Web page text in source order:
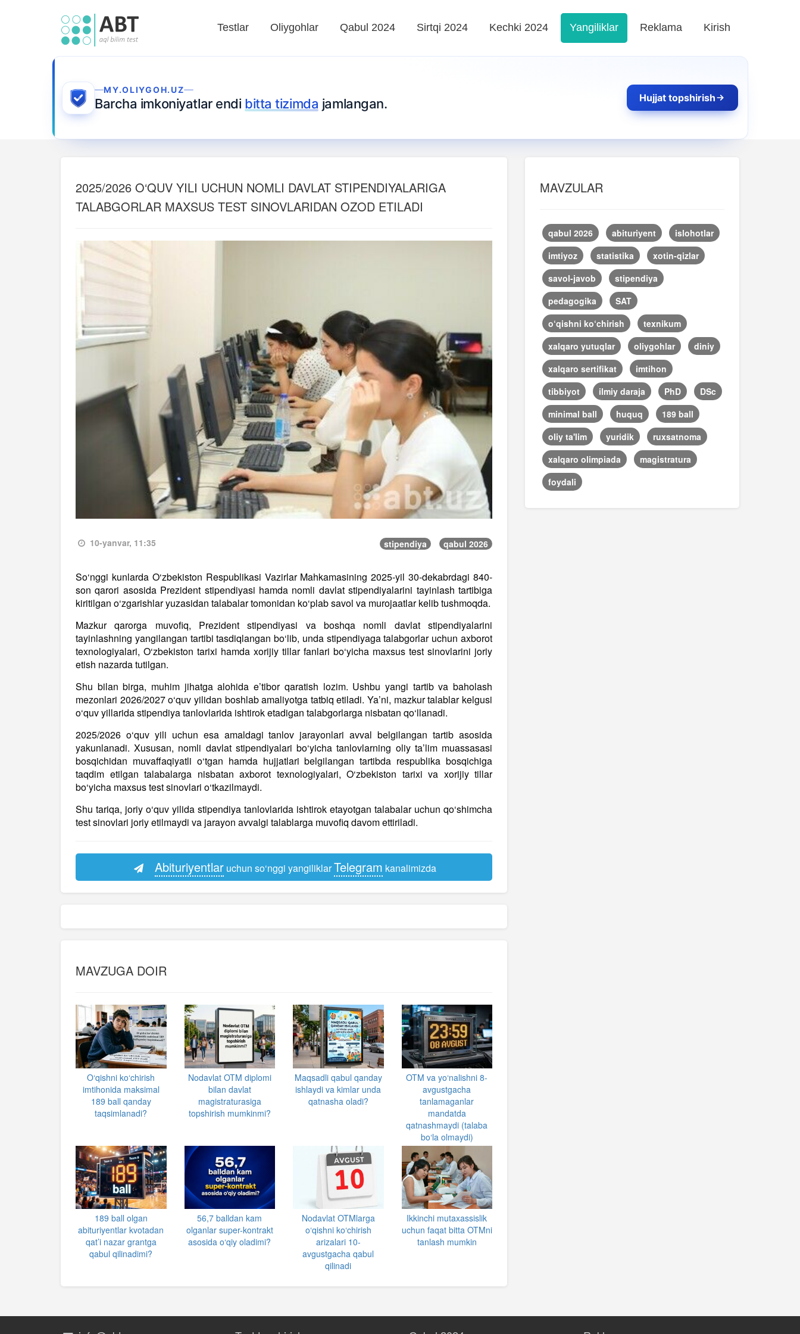
Testlar Oliygohlar Qabul 2024 Sirtqi 2024 Kechki 2024 Yangiliklar Reklama Kirish
MY.OLIYGOH.UZ
Barcha imkoniyatlar endi bitta tizimda jamlangan. Hujjat topshirish
2025/2026 O‘QUV YILI UCHUN NOMLI DAVLAT STIPENDIYALARIGA
TALABGORLAR MAXSUS TEST SINOVLARIDAN OZOD ETILADI
10-yanvar, 11:35 stipendiya qabul 2026
So‘nggi kunlarda O‘zbekiston Respublikasi Vazirlar Mahkamasining 2025-yil 30-dekabrdagi 840-
son qarori asosida Prezident stipendiyasi hamda nomli davlat stipendiyalarini tayinlash tartibiga
kiritilgan o‘zgarishlar yuzasidan talabalar tomonidan ko‘plab savol va murojaatlar kelib tushmoqda.
Mazkur qarorga muvofiq, Prezident stipendiyasi va boshqa nomli davlat stipendiyalarini
tayinlashning yangilangan tartibi tasdiqlangan bo‘lib, unda stipendiyaga talabgorlar uchun axborot
texnologiyalari, O‘zbekiston tarixi hamda xorijiy tillar fanlari bo‘yicha maxsus test sinovlarini joriy
etish nazarda tutilgan.
Shu bilan birga, muhim jihatga alohida e’tibor qaratish lozim. Ushbu yangi tartib va baholash
mezonlari 2026/2027 o‘quv yilidan boshlab amaliyotga tatbiq etiladi. Ya’ni, mazkur talablar kelgusi
o‘quv yillarida stipendiya tanlovlarida ishtirok etadigan talabgorlarga nisbatan qo‘llanadi.
2025/2026 o‘quv yili uchun esa amaldagi tanlov jarayonlari avval belgilangan tartib asosida
yakunlanadi. Xususan, nomli davlat stipendiyalari bo‘yicha tanlovlarning oliy ta’lim muassasasi
bosqichidan muvaffaqiyatli o‘tgan hamda hujjatlari belgilangan tartibda respublika bosqichiga
taqdim etilgan talabalarga nisbatan axborot texnologiyalari, O‘zbekiston tarixi va xorijiy tillar
bo‘yicha maxsus test sinovlari o‘tkazilmaydi.
Shu tariqa, joriy o‘quv yilida stipendiya tanlovlarida ishtirok etayotgan talabalar uchun qo‘shimcha
test sinovlari joriy etilmaydi va jarayon avvalgi talablarga muvofiq davom ettiriladi.
Abituriyentlaruchun so‘nggi yangiliklarTelegram kanalimizda
MAVZUGA DOIR
O‘qishni ko‘chirish
imtihonida maksimal
189 ball qanday
taqsimlanadi?
Nodavlat OTM diplomi
bilan davlat
magistraturasiga
topshirish mumkinmi?
Maqsadli qabul qanday
ishlaydi va kimlar unda
qatnasha oladi?
OTM va yo‘nalishni 8-
avgustgacha
tanlamaganlar
mandatda
qatnashmaydi (talaba
bo‘la olmaydi)
189 ball olgan
abituriyentlar kvotadan
qat’i nazar grantga
qabul qilinadimi?
56,7 balldan kam
olganlar super-kontrakt
asosida o‘qiy oladimi?
Nodavlat OTMlarga
o‘qishni ko‘chirish
arizalari 10-
avgustgacha qabul
qilinadi
Ikkinchi mutaxassislik
uchun faqat bitta OTMni
tanlash mumkin
MAVZULAR
qabul 2026 abituriyent
islohotlar
imtiyoz
statistika
xotin-qizlar
savol-javob
stipendiya
pedagogika
SAT
o‘qishni ko‘chirish
texnikum
xalqaro yutuqlar
oliygohlar
diniy
xalqaro sertifikat
imtihon
tibbiyot
ilmiy daraja PhD
DSc
minimal ball
huquq
189 ball
oliy ta'lim
yuridik
ruxsatnoma
xalqaro olimpiada
magistratura
foydali